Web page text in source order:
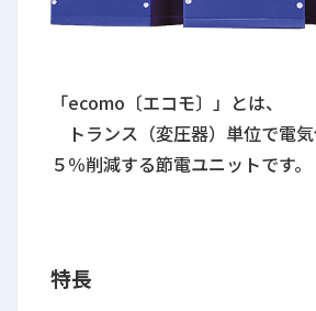
「ecomo〔エコモ〕」とは、
トランス（変圧器）単位で電
５％削減する節電ユニットです。
特長